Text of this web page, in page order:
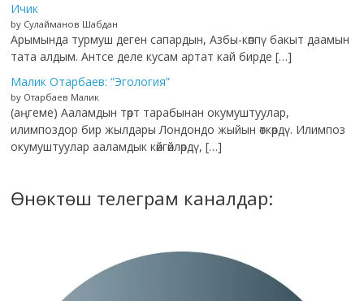
Ичик
by Сулайманов Шабдан
Арымында турмуш деген сапардын, Азбы-көппү бакыт даамын
тата алдым. Антсе деле кусам артат кай бирде […]
Малик Отарбаев: “Эгология”
by Отарбаев Малик
(аңгеме) Ааламдын төрт тарабынан окумуштуулар,
илимпоздор бир жылдары Лондондо жыйын өткөрдү. Илимпоз
окумуштуулар ааламдык көйгөйлөрдү, […]
Өнөктөш телеграм каналдар: